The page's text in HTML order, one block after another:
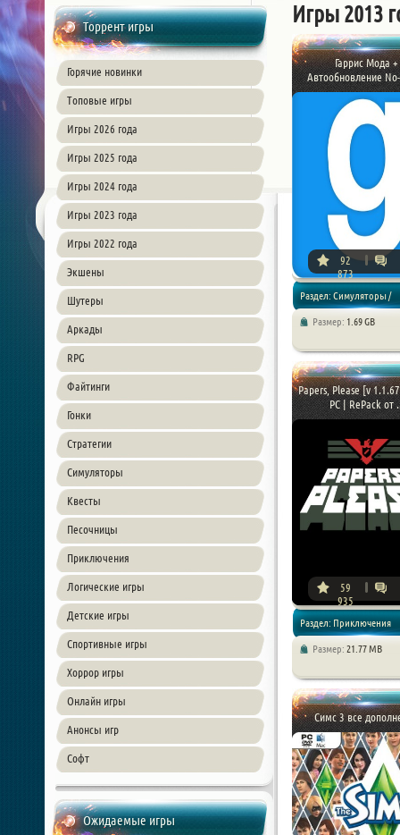
Торрент игры
Горячие новинки
Топовые игры
Игры 2026 года
Игры 2025 года
Игры 2024 года
Игры 2023 года
Игры 2022 года
Экшены
Шутеры
Аркады
RPG
Файтинги
Гонки
Стратегии
Симуляторы
Квесты
Песочницы
Приключения
Логические игры
Детские игры
Спортивные игры
Хоррор игры
Онлайн игры
Анонсы игр
Софт
Ожидаемые игры
Игры 2013
Гаррис Мода +
Автообновление
92
873
Раздел: Симуляторы /
Размер: 1.69 GB
Papers, Please [v
PC | RePack от
59
935
Раздел: Приключения
Размер: 21.77 MB
Симс 3 все